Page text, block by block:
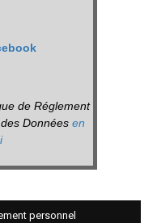
de Réglement
Données en
personnel